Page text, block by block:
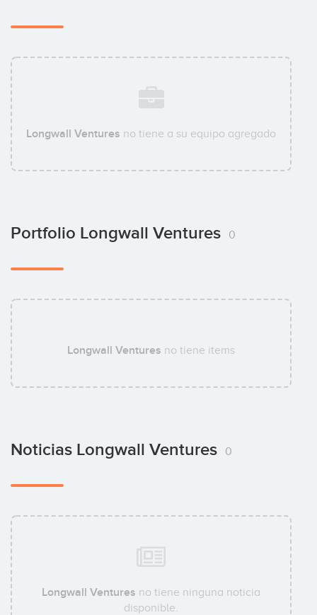
Longwall Ventures no tiene a su equipo agregado
Portfolio Longwall Ventures 0
Longwall Ventures no tiene items
Noticias Longwall Ventures 0
Longwall Ventures no tiene ninguna noticia
disponible.